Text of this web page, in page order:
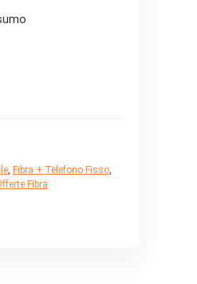
, Fibra + Telefono Fisso,
Fibra